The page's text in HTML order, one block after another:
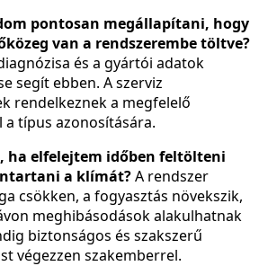
pontosan megállapítani, hogy
van a rendszerembe töltve?
és a gyártói adatok
segít ebben. A szerviz
rendelkeznek a megfelelő
a típus azonosítására.
ha elfelejtem időben feltölteni
a klímát?A rendszer
csökken, a fogyasztás növekszik,
meghibásodások alakulhatnak
biztonságos és szakszerű
végezzen szakemberrel.